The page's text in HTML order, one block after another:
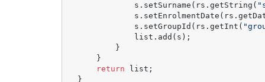
            s.setSurname(rs.getString(
            s.setGroupId(rs.getInt(
            list.add(s);
        }
    }
return list;